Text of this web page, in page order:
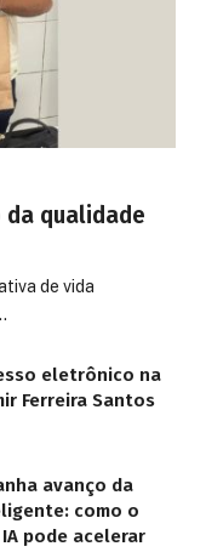
qualidade
de vida
eletrônico na
Ferreira Santos
avanço da
como o
pode acelerar